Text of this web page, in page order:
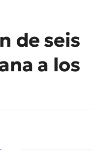
de seis
a los